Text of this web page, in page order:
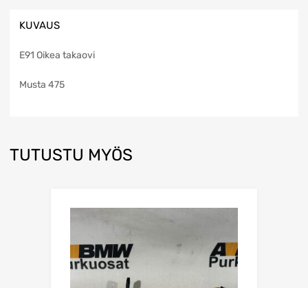
KUVAUS
E91 Oikea takaovi
Musta 475
TUTUSTU MYÖS